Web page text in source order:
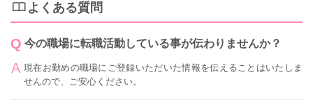
よくある質問
今の職場に転職活動している事が伝わりませんか？
現在お勤めの職場にご登録いただいた情報を伝えることはいたしま
せんので、ご安心ください。